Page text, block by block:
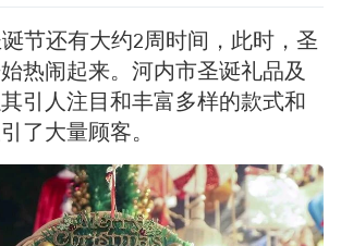
节还有大约2周时间，此时，圣
热闹起来。河内市圣诞礼品及
引人注目和丰富多样的款式和
了大量顾客。